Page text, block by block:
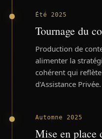
Été 2025
Tournage du
Production de
alimenter la
cohérent qui
d'Assistance Privée.
Automne 2025
Mise en place